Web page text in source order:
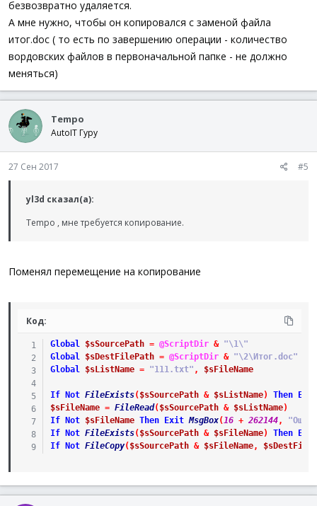
безвозвратно удаляется.
А мне нужно, чтобы он копировался с заменой файла
итог.doc ( то есть по завершению операции - количество
вордовских файлов в первоначальной папке - не должно
меняться)
Tempo
AutoIT Гуру
27 Сен 2017 #5
yl3d сказал(а):
Tempo , мне требуется копирование.
Поменял перемещение на копирование
Код:
Global $sSourcePath = @ScriptDir &
"\1\"
Global
$sDestFilePath = @ScriptDir &
"\2\Итог.doc"
Global
$sListName = "111.txt" , $sFileName
If Not FileExists($sSourcePath & $sListName) Then
Exit
$sFileName = FileRead($sSourcePath & $sListName)
If Not $sFileName Then Exit MsgBox(16 + 262144,
If Not FileExists($sSourcePath & $sFileName) Then
Exit
If Not FileCopy($sSourcePath & $sFileName,